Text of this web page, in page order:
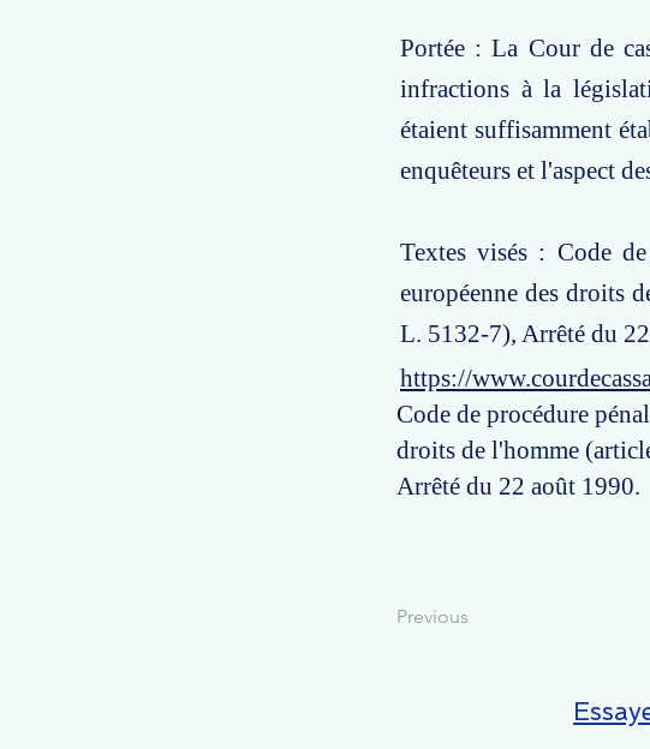
Portée : La Cour de
infractions à la
étaient suffisamment
enquêteurs et l'aspect
Textes visés : Code
européenne des droits
L. 5132-7), Arrêté du
https://
Code de procédure
droits de l'homme
Arrêté du 22 août 1990.
Previous